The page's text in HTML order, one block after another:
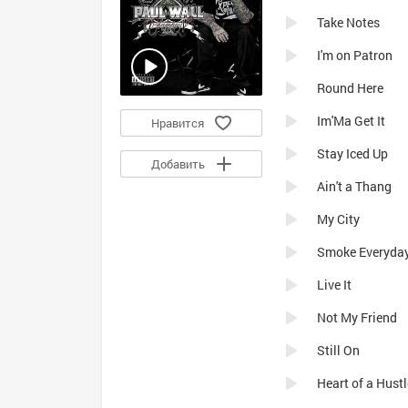
Нравится
Добавить
Take Notes
I'm on Patron
Round Here
Im'Ma Get It
Stay Iced Up
Ain't a Thang
My City
Smoke
Live It
Not My Friend
Still On
Heart of a